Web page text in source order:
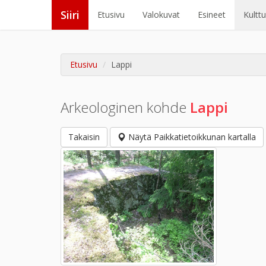
Siiri Etusivu Valokuvat Esineet
Etusivu Lappi
Arkeologinen kohde Lappi
Takaisin Näytä Paikkatietoikkunan kartalla